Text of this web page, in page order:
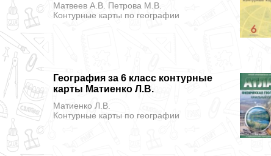
Матвеев А.В. Петрова М.В.
Контурные карты по географии
География за 6 класс контурные
карты Матиенко Л.В.
Матиенко Л.В.
Контурные карты по географии